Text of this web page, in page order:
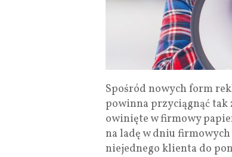
Spośród nowych form
powinna przyciągnąć tak
owinięte w firmowy
na ladę w dniu
niejednego klienta do